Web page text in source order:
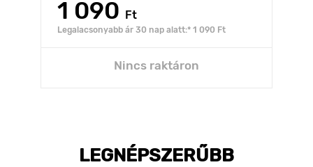
1 090 Ft
Legalacsonyabb ár 30 nap alatt:* 1 090 Ft
Nincs raktáron
LEGNÉPSZERŰBB